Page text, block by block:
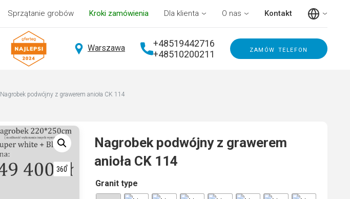
Sprzątanie grobów Kroki zamówienia Dla klienta O nas Kontakt
Warszawa
+48519442716
+48510200211
zamów telefon
Nagrobek podwójny z grawerem anioła CK 114
Nagrobek podwójny z grawerem
anioła CK 114
Granit type
A
lt